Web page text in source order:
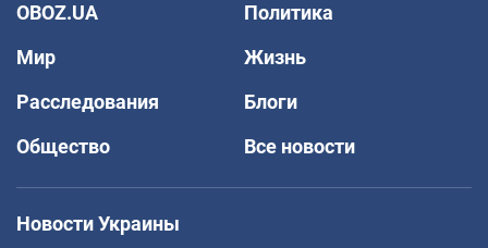
OBOZ.UA
Политика
Мир
Жизнь
Расследования
Блоги
Общество
Все новости
Новости Украины